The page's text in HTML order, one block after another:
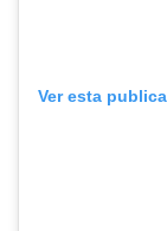
Ver esta